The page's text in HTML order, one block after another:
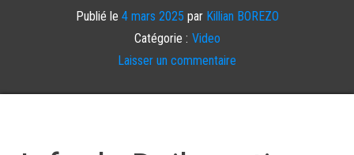
Publié le 4 mars 2025 par Killian BOREZO
Catégorie : Video
Laisser un commentaire